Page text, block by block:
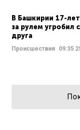
В Башкирии 17-
за рулем угробил
друга
Происшествия 09:35